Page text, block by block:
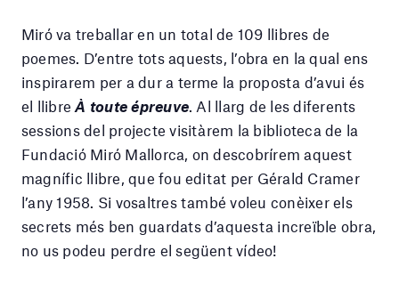
Miró va treballar en un total de 109 llibres de
poemes. D’entre tots aquests, l’obra en la qual ens
inspirarem per a dur a terme la proposta d’avui és
el llibreÀ toute épreuve . Al llarg de les diferents
sessions del projecte visitàrem la biblioteca de la
Fundació Miró Mallorca, on descobrírem aquest
magnífic llibre, que fou editat per Gérald Cramer
l’any 1958. Si vosaltres també voleu conèixer els
secrets més ben guardats d’aquesta increïble obra,
no us podeu perdre el següent vídeo!